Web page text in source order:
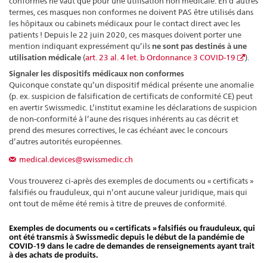
termes, ces masques non conformes ne doivent PAS être utilisés dans
les hôpitaux ou cabinets médicaux pour le contact direct avec les
patients ! Depuis le 22 juin 2020, ces masques doivent porter une
mention indiquant expressément qu’ils ne sont pas destinés à une
utilisation médicale (art. 23 al. 4 let. b Ordonnance 3 COVID-19 ).
Signaler les dispositifs médicaux non conformes
Quiconque constate qu’un dispositif médical présente une anomalie
(p. ex. suspicion de falsification de certificats de conformité CE) peut
en avertir Swissmedic. L’institut examine les déclarations de suspicion
de non-conformité à l’aune des risques inhérents au cas décrit et
prend des mesures correctives, le cas échéant avec le concours
d’autres autorités européennes.
medical.devices@swissmedic.ch
Vous trouverez ci-après des exemples de documents ou « certificats »
falsifiés ou frauduleux, qui n’ont aucune valeur juridique, mais qui
ont tout de même été remis à titre de preuves de conformité.
Exemples de documents ou « certificats » falsifiés ou frauduleux, qui
ont été transmis à Swissmedic depuis le début de la pandémie de
COVID-19 dans le cadre de demandes de renseignements ayant trait
à des achats de produits.